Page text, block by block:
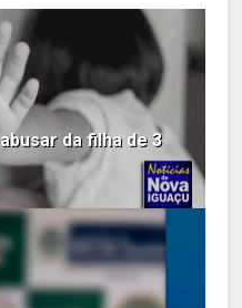
da filha de 3